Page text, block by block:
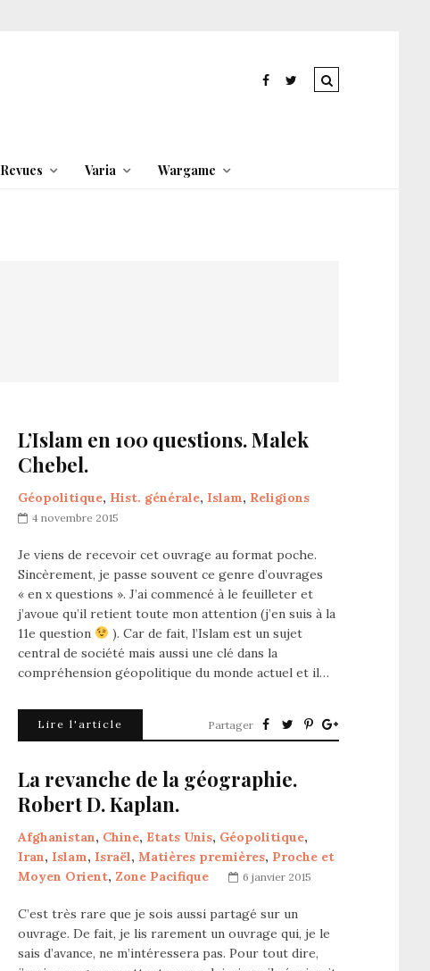
Revues Varia Wargame
L’Islam en 100 questions. Malek
Chebel.
Géopolitique, Hist. générale, Islam, Religions
4 novembre 2015
Je viens de recevoir cet ouvrage au format poche.
Sincèrement, je passe souvent ce genre d’ouvrages
« en x questions ». J’ai commencé à le feuilleter et
j’avoue qu’il retient toute mon attention (j’en suis à la
11e question
). Car de fait, l’Islam est un sujet
central de société mais aussi une clé dans la
compréhension géopolitique du monde actuel et il…
Lire l'article Partager
La revanche de la géographie.
Robert D. Kaplan.
Afghanistan, Chine, Etats Unis, Géopolitique,
Iran, Islam, Israël, Matières premières, Proche et
Moyen Orient, Zone Pacifique 6 janvier 2015
C’est très rare que je sois aussi partagé sur un
ouvrage. De fait, je lis rarement un ouvrage qui, je le
sais d’avance, ne m’intéressera pas. Pour tout dire,